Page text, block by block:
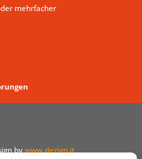
mehrfacher
by www.dezign.it